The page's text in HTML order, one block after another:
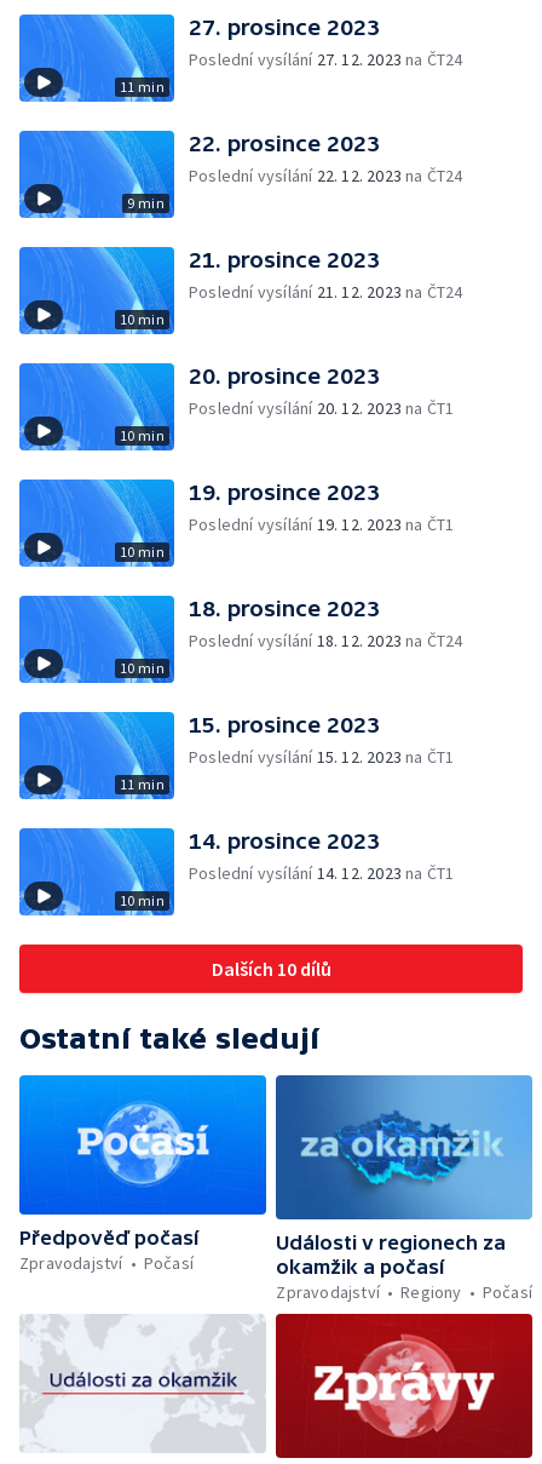
11 min
27. prosince 2023
Poslední vysílání 27. 12. 2023 na ČT24
9 min
22. prosince 2023
Poslední vysílání 22. 12. 2023 na ČT24
10 min
21. prosince 2023
Poslední vysílání 21. 12. 2023 na ČT24
10 min
20. prosince 2023
Poslední vysílání 20. 12. 2023 na ČT1
10 min
19. prosince 2023
Poslední vysílání19. 12. 2023 na ČT1
10 min
18. prosince 2023
Poslední vysílání18. 12. 2023 na ČT24
11 min
15. prosince 2023
Poslední vysílání15. 12. 2023 na ČT1
10 min
14. prosince 2023
Poslední vysílání14. 12. 2023 na ČT1
Dalších 10 dílů
Ostatní také sledují
Předpověď počasí
Zpravodajství
Počasí
Události v regionech za
okamžik a počasí
Zpravodajství
Regiony Počasí